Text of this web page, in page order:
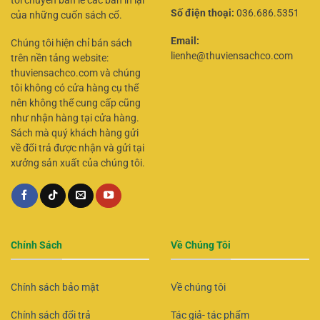
của những cuốn sách cổ.
Chúng tôi hiện chỉ bán sách
trên nền tảng website:
thuviensachco.com và chúng
tôi không có cửa hàng cụ thể
nên không thể cung cấp cũng
như nhận hàng tại cửa hàng.
Sách mà quý khách hàng gửi
về đổi trả được nhận và gửi tại
xưởng sản xuất của chúng tôi.
Số điện thoại: 036.686.5351
Email:
lienhe@thuviensachco.com
Chính Sách
Chính sách bảo mật
Chính sách đổi trả
Về Chúng Tôi
Về chúng tôi
Tác giả- tác phẩm